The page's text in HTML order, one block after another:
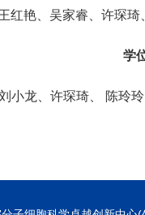
红艳、吴家睿、许琛
学
龙、许琛琦、 陈玲